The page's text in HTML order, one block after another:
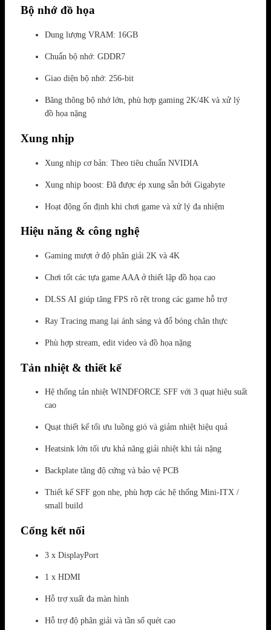
Bộ nhớ đồ họa
Dung lượng VRAM: 16GB
Chuẩn bộ nhớ: GDDR7
Giao diện bộ nhớ: 256-bit
Băng thông bộ nhớ lớn, phù hợp gaming 2K/4K và xử lý
đồ họa nặng
Xung nhịp
Xung nhịp cơ bản: Theo tiêu chuẩn NVIDIA
Xung nhịp boost: Đã được ép xung sẵn bởi Gigabyte
Hoạt động ổn định khi chơi game và xử lý đa nhiệm
Hiệu năng & công nghệ
Gaming mượt ở độ phân giải 2K và 4K
Chơi tốt các tựa game AAA ở thiết lập đồ họa cao
DLSS AI giúp tăng FPS rõ rệt trong các game hỗ trợ
Ray Tracing mang lại ánh sáng và đổ bóng chân thực
Phù hợp stream, edit video và đồ họa nặng
Tản nhiệt & thiết kế
Hệ thống tản nhiệt WINDFORCE SFF với 3 quạt hiệu suất
cao
Quạt thiết kế tối ưu luồng gió và giảm nhiệt hiệu quả
Heatsink lớn tối ưu khả năng giải nhiệt khi tải nặng
Backplate tăng độ cứng và bảo vệ PCB
Thiết kế SFF gọn nhẹ, phù hợp các hệ thống Mini-ITX /
small build
Cổng kết nối
3 x DisplayPort
1 x HDMI
Hỗ trợ xuất đa màn hình
Hỗ trợ độ phân giải và tần số quét cao